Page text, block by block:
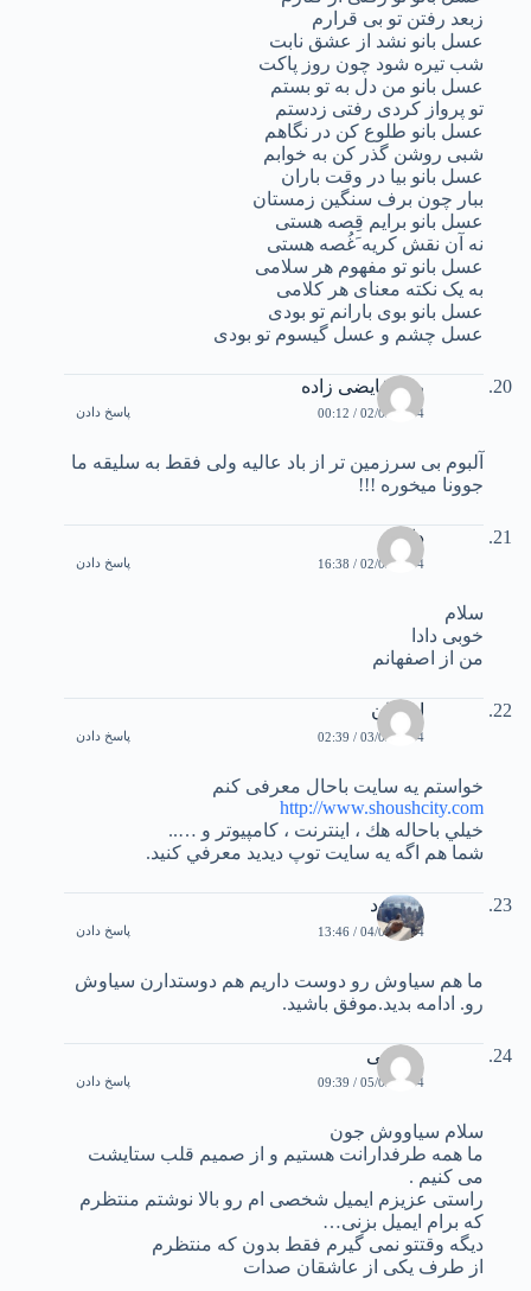
زبعد رفتن تو بی قرارم
عسل بانو نشد از عشق نابت
شب تیره شود چون روز پاکت
عسل بانو من دل به تو بستم
تو پرواز کردی رفتی زدستم
عسل بانو طلوع کن در نگاهم
شبی روشن گذر کن به خوابم
عسل بانو بیا در وقت باران
ببار چون برف سنگین زمستان
عسل بانو برایم قِصه هستی
نه آن نقش کریه َغُصه هستی
عسل بانو تو مفهوم هر سلامی
به یک نکته معنای هر کلامی
عسل بانو بوی بارانم تو بودی
عسل چشم و عسل گیسوم تو بودی
رویا فایضی زاده
02/02/2004 / 00:12 پاسخ دادن
آلبوم بی سرزمین تر از باد عالیه ولی فقط به سلیقه ما
جوونا میخوره !!!
دانیال
02/02/2004 / 16:38 پاسخ دادن
سلام
خوبی دادا
من از اصفهانم
احسان
03/02/2004 / 02:39 پاسخ دادن
خواستم يه سايت باحال معرفی کنم
http://www.shoushcity.com
خيلي باحاله هك ، اينترنت ، كامپيوتر و …..
شما هم اگه يه سايت توپ ديديد معرفي كنيد.
مسعود
04/02/2004 / 13:46 پاسخ دادن
ما هم سياوش رو دوست داريم هم دوستدارن سياوش
رو. ادامه بديد.موفق باشيد.
مرتضی
05/02/2004 / 09:39 پاسخ دادن
سلام سياووش جون
ما همه طرفدارانت هستيم و از صمیم قلب ستایشت
می کنیم .
راستی عزیزم ایمیل شخصی ام رو بالا نوشتم منتظرم
که برام ایمیل بزنی…
دیگه وقتتو نمی گیرم فقط بدون که منتظرم
از طرف یکی از عاشقان صدات